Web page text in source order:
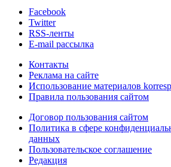
Facebook
Twitter
RSS-ленты
E-mail рассылка
Контакты
Реклама на сайте
Использование материалов
Правила пользования сайтом
Договор пользования сайтом
Политика в сфере
данных
Пользовательское соглашение
Редакция